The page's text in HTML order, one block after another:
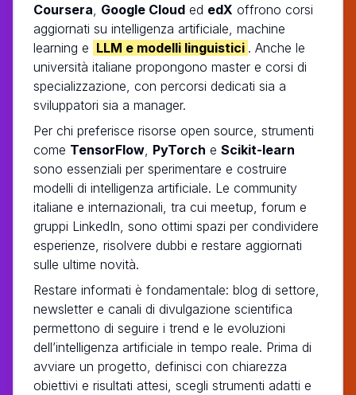
Coursera Google Cloud ed edX offrono corsi
aggiornati su intelligenza artificiale, machine
learning e LLM e modelli linguistici . Anche le
università italiane propongono master e corsi di
specializzazione, con percorsi dedicati sia a
sviluppatori sia a manager.
Per chi preferisce risorse open source, strumenti
come TensorFlow PyTorch e Scikit-learn
sono essenziali per sperimentare e costruire
modelli di intelligenza artificiale. Le community
italiane e internazionali, tra cui meetup, forum e
gruppi LinkedIn, sono ottimi spazi per condividere
esperienze, risolvere dubbi e restare aggiornati
sulle ultime novità.
Restare informati è fondamentale: blog di settore,
newsletter e canali di divulgazione scientifica
permettono di seguire i trend e le evoluzioni
dell’intelligenza artificiale in tempo reale. Prima di
avviare un progetto, definisci con chiarezza
obiettivi e risultati attesi, scegli strumenti adatti e